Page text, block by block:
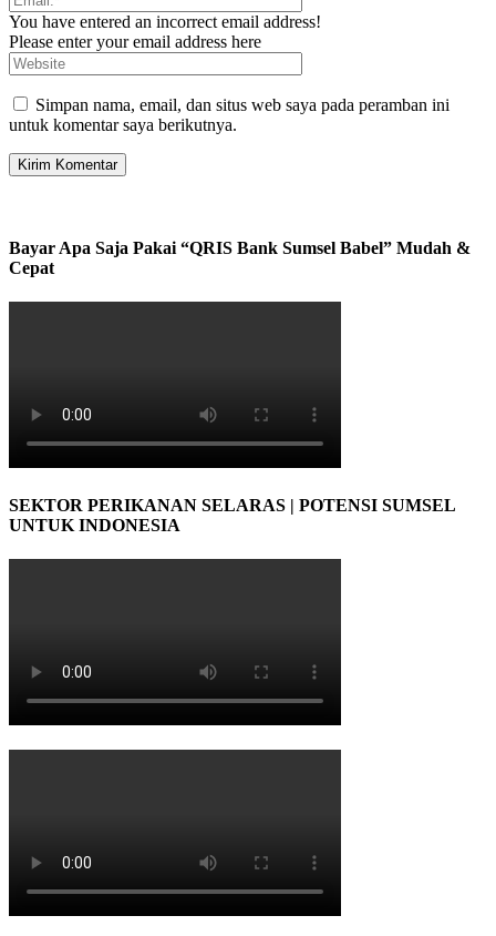
You have entered an incorrect email address!
Please enter your email address here
Simpan nama, email, dan situs web saya pada peramban ini
untuk komentar saya berikutnya.
Bayar Apa Saja Pakai “QRIS Bank Sumsel Babel” Mudah &
Cepat
SEKTOR PERIKANAN SELARAS | POTENSI SUMSEL
UNTUK INDONESIA